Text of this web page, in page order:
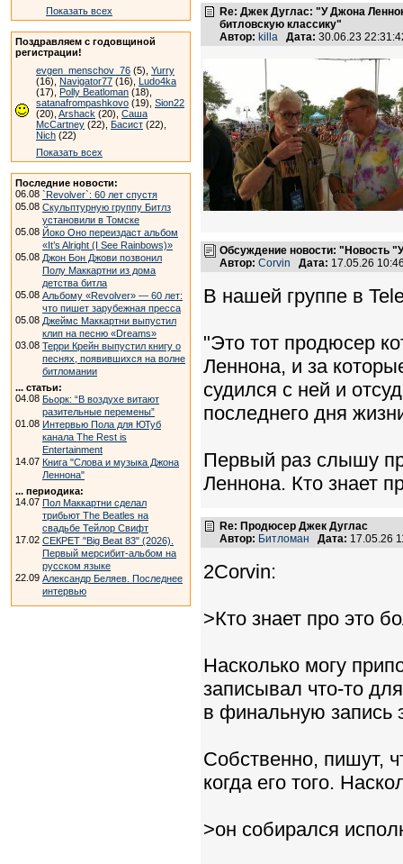
Показать всех
Поздравляем с годовщиной
регистрации!
evgen_menschov_76 (5), Yurry
(16), Navigator77 (16), Ludo4ka
(17), Polly Beatloman (18),
satanafrompashkovo (19), Sion22
(20), Arshack (20), Саша
McCartney (22), Басист (22),
Nich (22)
Показать всех
Последние новости:
06.08 `Revolver`: 60 лет спустя
05.08 Скульптурную группу Битлз
установили в Томске
05.08 Йоко Оно переиздаст альбом
«It’s Alright (I See Rainbows)»
05.08 Джон Бон Джови позвонил
Полу Маккартни из дома
детства битла
05.08 Альбому «Revolver» — 60 лет:
что пишет зарубежная пресса
05.08 Джеймс Маккартни выпустил
клип на песню «Dreams»
03.08 Терри Крейн выпустил книгу о
песнях, появившихся на волне
битломании
... статьи:
04.08 Бьорк: “В воздухе витают
разительные перемены”
01.08 Интервью Пола для ЮТуб
канала The Rest is
Entertainment
14.07 Книга "Слова и музыка Джона
Леннона"
... периодика:
14.07 Пол Маккартни сделал
трибьют The Beatles на
свадьбе Тейлор Свифт
17.02 СЕКРЕТ "Big Beat 83" (2026).
Первый мерсибит-альбом на
русском языке
22.09 Александр Беляев. Последнее
интервью
Re: Джек Дуглас: "У Джона
битловскую классику"
Автор: killa Дата: 30.06.23
Обсуждение новости: "Новость
Автор: Corvin Дата: 17.05.26
В нашей группе в
"Это тот продюсер
Леннона, и за
судился с ней и
последнего дня
Первый раз слышу
Леннона. Кто знает
Re: Продюсер Джек Дуглас
Автор: Битломан Дата: 17.05.26
2Corvin:
>Кто знает про это
Насколько могу
записывал что-то
в финальную запись
Собственно, пишут,
когда его того.
>он собирался